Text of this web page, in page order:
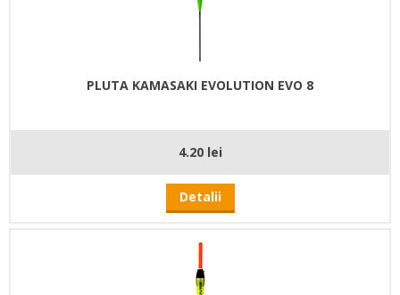
PLUTA KAMASAKI EVOLUTION EVO 8
4.20 lei
Detalii